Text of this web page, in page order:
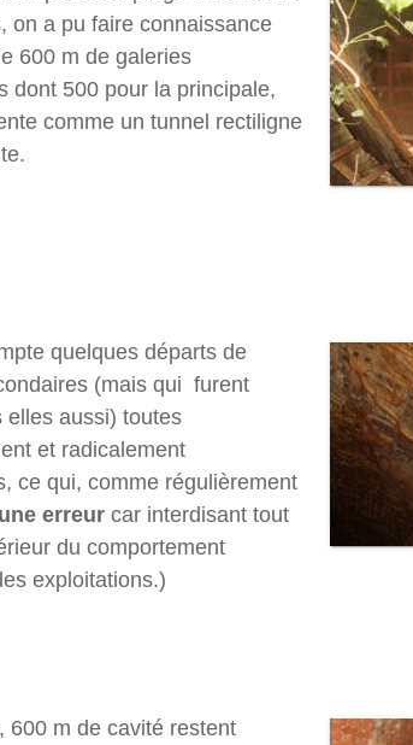
on a pu faire connaissance
600 m de galeries
dont 500 pour la principale,
comme un tunnel rectiligne
quelques départs de
(mais qui furent
elles aussi) toutes
et radicalement
ce qui, comme régulièrement
une erreur car interdisant tout
du comportement
exploitations.)
600 m de cavité restent